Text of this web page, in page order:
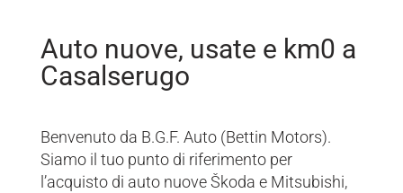
Auto nuove, usate e km0 a
Casalserugo
Benvenuto da B.G.F. Auto (Bettin Motors).
Siamo il tuo punto di riferimento per
l’acquisto di auto nuove Škoda e Mitsubishi,